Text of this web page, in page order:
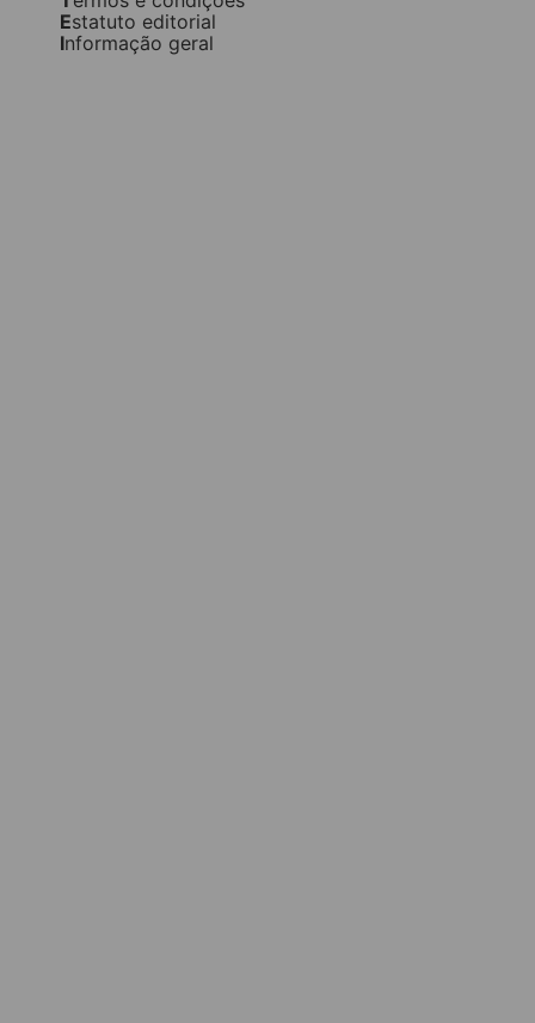
Estatuto editorial
Informação geral